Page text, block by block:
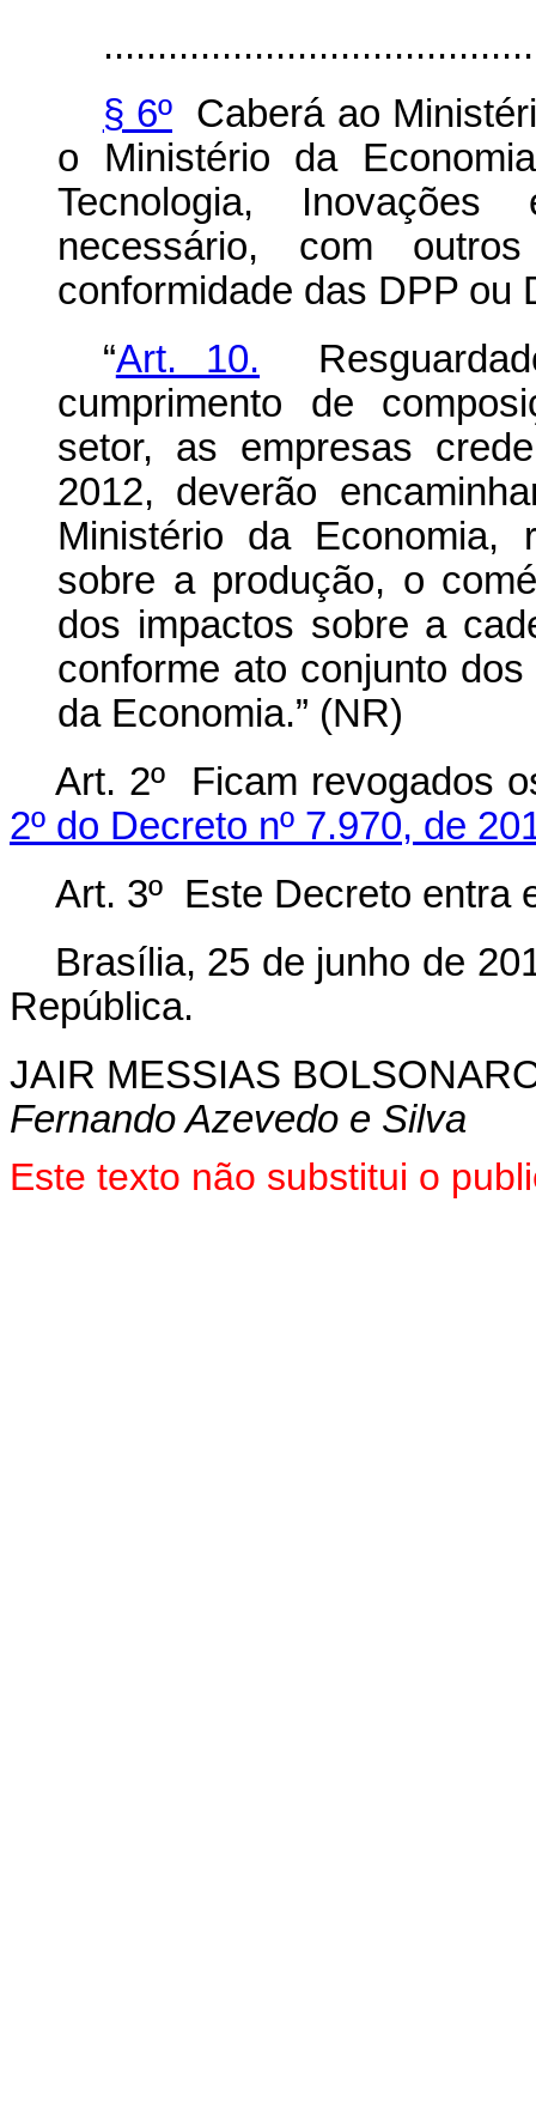
§ 6º Caberá ao
o Ministério da
Tecnologia,
necessário, com
conformidade das DPP ou
“Art. 10.
cumprimento de
setor, as empresas
2012, deverão
Ministério da Economia,
sobre a produção, o
dos impactos sobre a
conforme ato conjunto
da Economia.” (NR)
Art. 2º Ficam revogados
2º do Decreto nº 7.970, de
Art. 3º Este Decreto entra
Brasília, 25 de junho de
República.
JAIR MESSIAS
Fernando Azevedo e Silva
Este texto não substitui o